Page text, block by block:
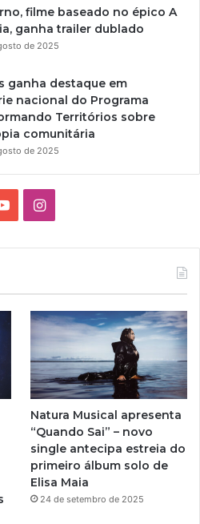
filme baseado no épico A
ganha trailer dublado
de 2025
ganha destaque em
nacional do Programa
Territórios sobre
comunitária
de 2025
e
I
g
r
a
m
Natura Musical apresenta
“Quando Sai” – novo
single antecipa estreia do
primeiro álbum solo de
Elisa Maia
24 de setembro de 2025